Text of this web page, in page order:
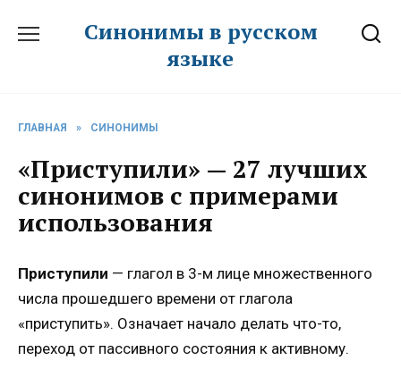
Синонимы в русском
языке
ГЛАВНАЯ » СИНОНИМЫ
«Приступили» — 27 лучших
синонимов с примерами
использования
Приступили — глагол в 3-м лице множественного
числа прошедшего времени от глагола
«приступить». Означает начало делать что-то,
переход от пассивного состояния к активному.